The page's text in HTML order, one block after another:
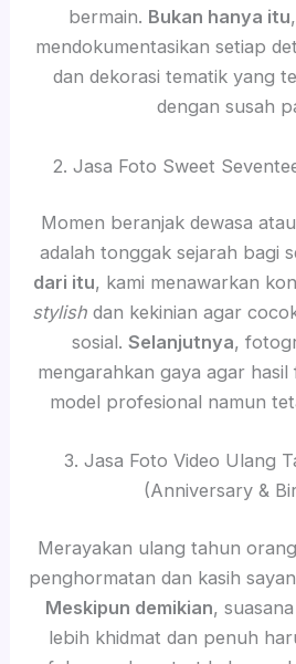
bermain. Bukan hanya itu
mendokumentasikan setiap
dan dekorasi tematik yang
dengan susah
2. Jasa Foto Sweet
Momen beranjak dewasa atau
adalah tonggak sejarah bagi
dari itu, kami menawarkan
stylish dan kekinian agar
sosial. Selanjutnya,
mengarahkan gaya agar
model profesional namun
3. Jasa Foto Video Ulang
(Anniversary &
Merayakan ulang tahun
penghormatan dan kasih
Meskipun demikian,
lebih khidmat dan penuh